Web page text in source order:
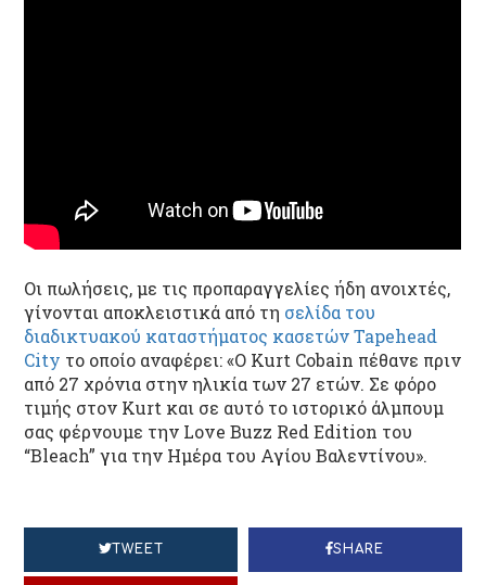
Οι πωλήσεις, με τις προπαραγγελίες ήδη ανοιχτές,
γίνονται αποκλειστικά από τη σελίδα του
διαδικτυακού καταστήματος κασετών Tapehead
City το οποίο αναφέρει: «Ο Kurt Cobain πέθανε πριν
από 27 χρόνια στην ηλικία των 27 ετών. Σε φόρο
τιμής στον Kurt και σε αυτό το ιστορικό άλμπουμ
σας φέρνουμε την Love Buzz Red Edition του
“Bleach” για την Ημέρα του Αγίου Βαλεντίνου».
TWEET SHARE